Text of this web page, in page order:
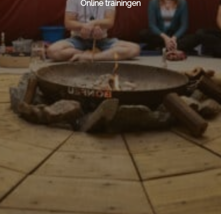
Online trainingen